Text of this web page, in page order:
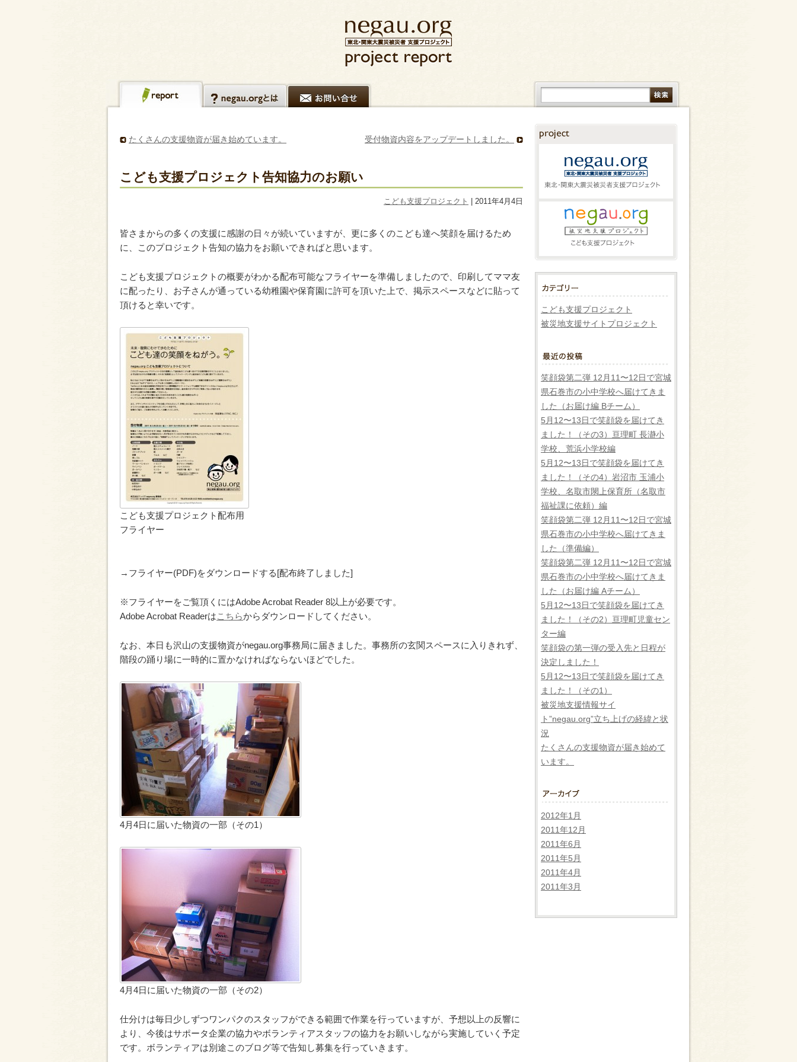
たくさんの支援物資が届き始めています。 受付物資内容をアップデートしました。
こども支援プロジェクト告知協力のお願い
こども支援プロジェクト | 2011年4月4日
皆さまからの多くの支援に感謝の日々が続いていますが、更に多くのこども達へ笑顔を届けるため
に、このプロジェクト告知の協力をお願いできればと思います。
こども支援プロジェクトの概要がわかる配布可能なフライヤーを準備しましたので、印刷してママ友
に配ったり、お子さんが通っている幼稚園や保育園に許可を頂いた上で、掲示スペースなどに貼って
頂けると幸いです。
こども支援プロジェクト配布用
フライヤー
→フライヤー(PDF)をダウンロードする[配布終了しました]
※フライヤーをご覧頂くにはAdobe Acrobat Reader 8以上が必要です。
Adobe Acrobat Readerはこちらからダウンロードしてください。
なお、本日も沢山の支援物資がnegau.org事務局に届きました。事務所の玄関スペースに入りきれず、
階段の踊り場に一時的に置かなければならないほどでした。
4月4日に届いた物資の一部（その1）
4月4日に届いた物資の一部（その2）
仕分けは毎日少しずつワンパクのスタッフができる範囲で作業を行っていますが、予想以上の反響に
より、今後はサポータ企業の協力やボランティアスタッフの協力をお願いしながら実施していく予定
です。ボランティアは別途このブログ等で告知し募集を行っていきます。
こども支援プロジェクト
被災地支援サイトプロジェクト
笑顔袋第二弾 12月11〜12日で宮城
県石巻市の小中学校へ届けてきま
した（お届け編 Bチーム）
5月12〜13日で笑顔袋を届けてき
ました！（その3）亘理町 長瀞小
学校、荒浜小学校編
5月12〜13日で笑顔袋を届けてき
ました！（その4）岩沼市 玉浦小
学校、名取市閖上保育所（名取市
福祉課に依頼）編
笑顔袋第二弾 12月11〜12日で宮城
県石巻市の小中学校へ届けてきま
した（準備編）
笑顔袋第二弾 12月11〜12日で宮城
県石巻市の小中学校へ届けてきま
した（お届け編 Aチーム）
5月12〜13日で笑顔袋を届けてき
ました！（その2）亘理町児童セン
ター編
笑顔袋の第一弾の受入先と日程が
決定しました！
5月12〜13日で笑顔袋を届けてき
ました！（その1）
被災地支援情報サイ
ト”negau.org”立ち上げの経緯と状
況
たくさんの支援物資が届き始めて
います。
2012年1月
2011年12月
2011年6月
2011年5月
2011年4月
2011年3月